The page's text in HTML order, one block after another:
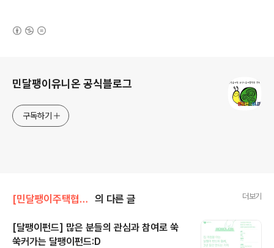
민달팽이유니온 공식블로그
구독하기
[민달팽이주택협동조합]/* 활동보고 의 다른 글 더보기
[달팽이펀드] 많은 분들의 관심과 참여로 쑥
쑥커가는 달팽이펀드:D